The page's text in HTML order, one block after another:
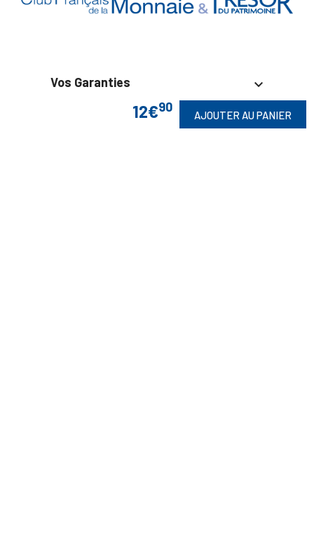
12€90
AJOUTER AU PANIER
Vos Garanties 
